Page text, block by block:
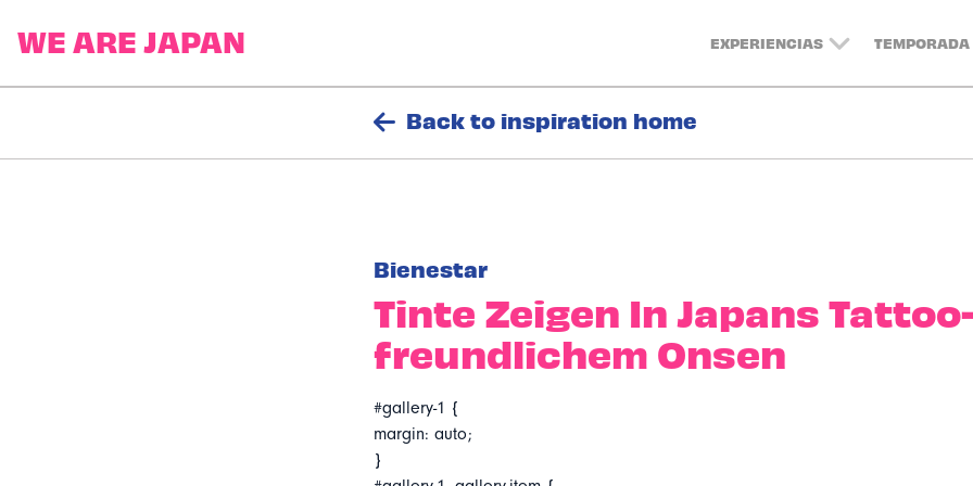
EXPERIENCIAS
Back to inspiration home
Bienestar
Tinte Zeigen In Japans
freundlichem Onsen
#gallery-1 {
margin: auto;
}